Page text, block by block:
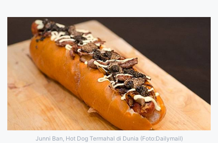
Junni Ban, Hot Dog Termahal di Dunia (Foto:Dailymail)